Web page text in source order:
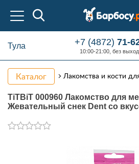
Тула +7 (4872)71-
10:00-21:00, без
Каталог Лакомства и кости
TiTBiT 000960 Лакомство для
Жевательный снек Dent со